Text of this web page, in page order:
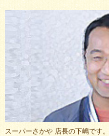
スーパーさかや 店長の下嶋です。